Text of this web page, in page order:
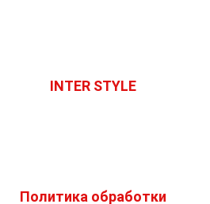
INTER STYLE
Политика обработки